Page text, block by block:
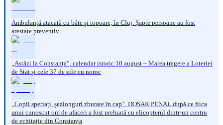
Ambulanță atacată cu bâte și topoare, în Cluj. Șapte persoane au fost
arestate preventiv
„Astăzi la Constanța”, calendar istoric 10 august – Marea tragere a Loteriei
de Stat și cele 37 de zile cu noroc
„Copii speriați, șezlonguri zburate în cap”. DOSAR PENAL după ce fiica
unui cunoscut om de afaceri a fost preluată cu elicopterul dintr-un centru
de echitație din Constanța